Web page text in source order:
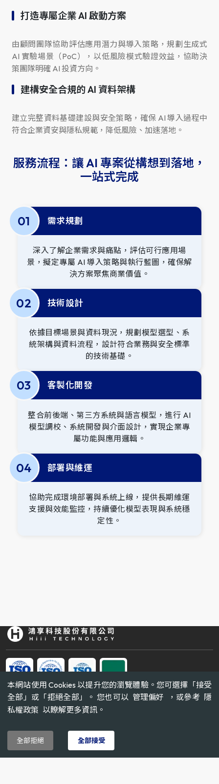
打造專屬企業 AI 啟動方案
由顧問團隊協助評估應用潛力與導入策略，規劃生成式
AI 實驗場景（PoC），以低風險模式驗證效益，協助決
策團隊明確 AI 投資方向。
建構安全合規的 AI 資料架構
建立完整資料基礎建設與安全策略，確保 AI 導入過程中
符合企業資安與隱私規範，降低風險、加速落地。
服務流程：讓 AI 專案從構想到落地，
一站式完成
01 需求規劃
深入了解企業需求與痛點，評估可行應用場
景，擬定專屬 AI 導入策略與執行藍圖，確保解
決方案聚焦商業價值。
02 技術設計
依據目標場景與資料現況，規劃模型選型、系
統架構與資料流程，設計符合業務與安全標準
的技術基礎。
03 客製化開發
整合前後端、第三方系統與語言模型，進行 AI
模型調校、系統開發與介面設計，實現企業專
屬功能與應用邏輯。
04 部署與維運
協助完成環境部署與系統上線，提供長期維運
支援與效能監控，持續優化模型表現與系統穩
定性。
TEL
03-3607799
ADD
桃園市桃園區
正光路423-7號2樓
EMAIL
本網站使用 Cookies 以提升您的瀏覽體驗。您可選擇「接受
全部」或「拒絕全部」。 您也可以 管理偏好 ，或參考 隱
私權政策 以瞭解更多資訊。
全部拒絕 全部接受